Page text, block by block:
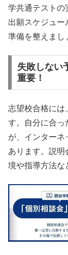
学共通テストの
出願スケジュー
準備を整えまし
失敗しない
重要！
志望校合格には
す。自分に合っ
が、インターネ
あります。説明
境や指導方法な